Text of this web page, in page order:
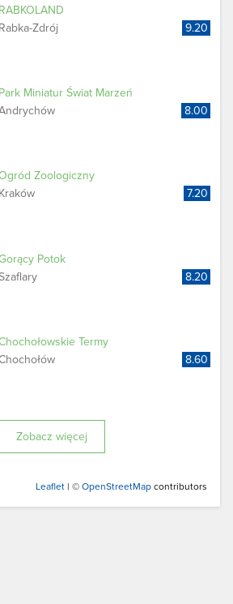
RABKOLAND
Rabka-Zdrój
9.20
Park Miniatur Świat Marzeń
8.00
Zoologiczny
Kraków
7.20
Potok
8.20
Termy
8.60
Zobacz więcej
Leaflet | ©OpenStreetMapcontributors